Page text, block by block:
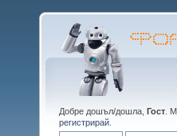
Добре дошъл/дошла, Гост .
регистрирай